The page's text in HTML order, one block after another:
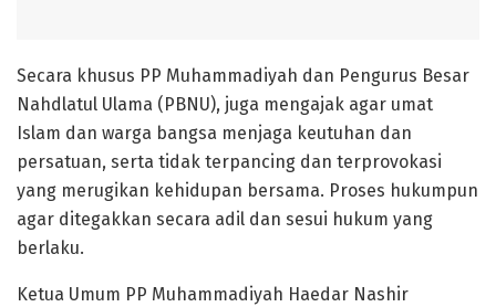
Secara khusus PP Muhammadiyah dan Pengurus Besar
Nahdlatul Ulama (PBNU), juga mengajak agar umat
Islam dan warga bangsa menjaga keutuhan dan
persatuan, serta tidak terpancing dan terprovokasi
yang merugikan kehidupan bersama. Proses hukumpun
agar ditegakkan secara adil dan sesui hukum yang
berlaku.
Ketua Umum PP Muhammadiyah Haedar Nashir